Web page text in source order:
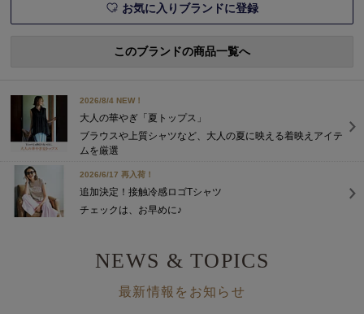
お気に入りブランドに登録
このブランドの商品一覧へ
2026/8/4 NEW！
大人の華やぎ「夏トップス」
ブラウスや上質シャツなど、大人の夏に映える着映えアイテ
ムを厳選
2026/6/17 再入荷！
追加決定！接触冷感ロゴTシャツ
チェックは、お早めに♪
NEWS & TOPICS
最新情報をお知らせ